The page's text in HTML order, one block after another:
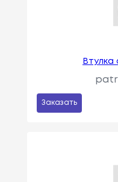
Втулка
Заказать